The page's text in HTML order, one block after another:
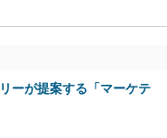
ーが提案する「マーケテ